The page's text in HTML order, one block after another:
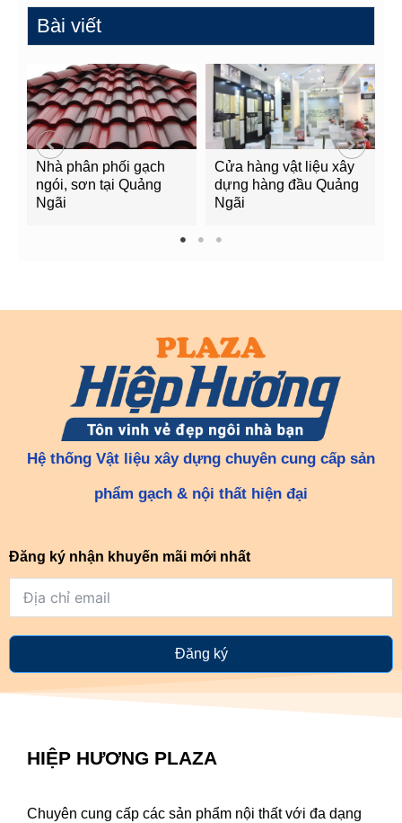
Bài viết
Nhà phân phối gạch
ngói, sơn tại Quảng
Ngãi
Cửa hàng vật liệu xây
dựng hàng đầu Quảng
Ngãi
1 2 3
Hệ thống Vật liệu xây dựng chuyên cung cấp sản
phẩm gạch & nội thất hiện đại
Đăng ký nhận khuyến mãi mới nhất
Đăng ký
HIỆP HƯƠNG PLAZA
Chuyên cung cấp các sản phẩm nội thất với đa dạng